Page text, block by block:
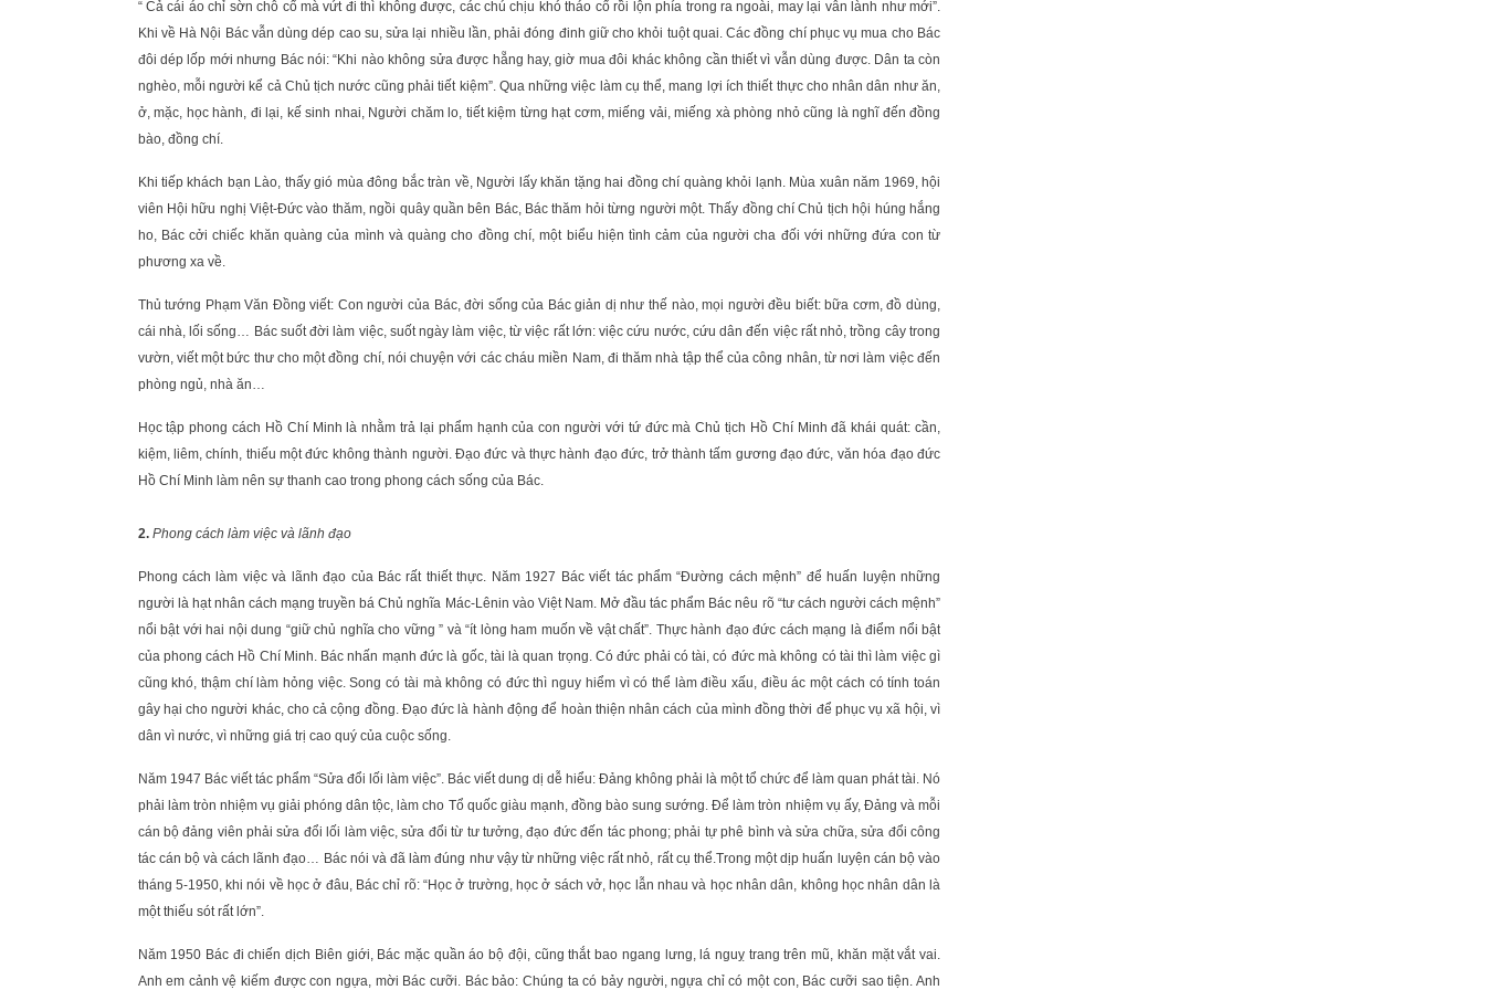
“ Cả cái áo chỉ sờn chỗ cổ mà vứt đi thì không được, các chú chịu khó tháo cổ rồi lộn phía trong ra ngoài, may lại vẫn lành như mới”.
Khi về Hà Nội Bác vẫn dùng dép cao su, sửa lại nhiều lần, phải đóng đinh giữ cho khỏi tuột quai. Các đồng chí phục vụ mua cho Bác
đôi dép lốp mới nhưng Bác nói: “Khi nào không sửa được hẵng hay, giờ mua đôi khác không cần thiết vì vẫn dùng được. Dân ta còn
nghèo, mỗi người kể cả Chủ tịch nước cũng phải tiết kiệm”. Qua những việc làm cụ thể, mang lợi ích thiết thực cho nhân dân như ăn,
ở, mặc, học hành, đi lại, kế sinh nhai, Người chăm lo, tiết kiệm từng hạt cơm, miếng vải, miếng xà phòng nhỏ cũng là nghĩ đến đồng
bào, đồng chí.
Khi tiếp khách bạn Lào, thấy gió mùa đông bắc tràn về, Người lấy khăn tặng hai đồng chí quàng khỏi lạnh. Mùa xuân năm 1969, hội
viên Hội hữu nghị Việt-Đức vào thăm, ngồi quây quần bên Bác, Bác thăm hỏi từng người một. Thấy đồng chí Chủ tịch hội húng hắng
ho, Bác cởi chiếc khăn quàng của mình và quàng cho đồng chí, một biểu hiện tình cảm của người cha đối với những đứa con từ
phương xa về.
Thủ tướng Phạm Văn Đồng viết: Con người của Bác, đời sống của Bác giản dị như thế nào, mọi người đều biết: bữa cơm, đồ dùng,
cái nhà, lối sống… Bác suốt đời làm việc, suốt ngày làm việc, từ việc rất lớn: việc cứu nước, cứu dân đến việc rất nhỏ, trồng cây trong
vườn, viết một bức thư cho một đồng chí, nói chuyện với các cháu miền Nam, đi thăm nhà tập thể của công nhân, từ nơi làm việc đến
phòng ngủ, nhà ăn…
Học tập phong cách Hồ Chí Minh là nhằm trả lại phẩm hạnh của con người với tứ đức mà Chủ tịch Hồ Chí Minh đã khái quát: cần,
kiệm, liêm, chính, thiếu một đức không thành người. Đạo đức và thực hành đạo đức, trở thành tấm gương đạo đức, văn hóa đạo đức
Hồ Chí Minh làm nên sự thanh cao trong phong cách sống của Bác.
2. Phong cách làm việc và lãnh đạo
Phong cách làm việc và lãnh đạo của Bác rất thiết thực. Năm 1927 Bác viết tác phẩm “Đường cách mệnh” để huấn luyện những
người là hạt nhân cách mạng truyền bá Chủ nghĩa Mác-Lênin vào Việt Nam. Mở đầu tác phẩm Bác nêu rõ “tư cách người cách mệnh”
nổi bật với hai nội dung “giữ chủ nghĩa cho vững ” và “ít lòng ham muốn về vật chất”. Thực hành đạo đức cách mạng là điểm nổi bật
của phong cách Hồ Chí Minh. Bác nhấn mạnh đức là gốc, tài là quan trọng. Có đức phải có tài, có đức mà không có tài thì làm việc gì
cũng khó, thậm chí làm hỏng việc. Song có tài mà không có đức thì nguy hiểm vì có thể làm điều xấu, điều ác một cách có tính toán
gây hại cho người khác, cho cả cộng đồng. Đạo đức là hành động để hoàn thiện nhân cách của mình đồng thời để phục vụ xã hội, vì
dân vì nước, vì những giá trị cao quý của cuộc sống.
Năm 1947 Bác viết tác phẩm “Sửa đổi lối làm việc”. Bác viết dung dị dễ hiểu: Đảng không phải là một tổ chức để làm quan phát tài. Nó
phải làm tròn nhiệm vụ giải phóng dân tộc, làm cho Tổ quốc giàu mạnh, đồng bào sung sướng. Để làm tròn nhiệm vụ ấy, Đảng và mỗi
cán bộ đảng viên phải sửa đổi lối làm việc, sửa đổi từ tư tưởng, đạo đức đến tác phong; phải tự phê bình và sửa chữa, sửa đổi công
tác cán bộ và cách lãnh đạo… Bác nói và đã làm đúng như vậy từ những việc rất nhỏ, rất cụ thể.Trong một dịp huấn luyện cán bộ vào
tháng 5-1950, khi nói về học ở đâu, Bác chỉ rõ: “Học ở trường, học ở sách vở, học lẫn nhau và học nhân dân, không học nhân dân là
một thiếu sót rất lớn”.
Năm 1950 Bác đi chiến dịch Biên giới, Bác mặc quần áo bộ đội, cũng thắt bao ngang lưng, lá nguỵ trang trên mũ, khăn mặt vắt vai.
Anh em cảnh vệ kiếm được con ngựa, mời Bác cưỡi. Bác bảo: Chúng ta có bảy người, ngựa chỉ có một con, Bác cưỡi sao tiện. Anh